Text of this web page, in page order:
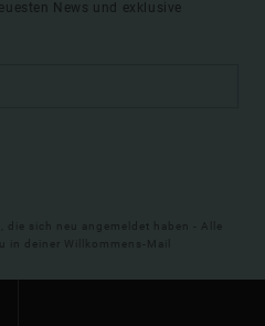
News und exklusive
die sich neu angemeldet haben - Alle
in deiner Willkommens-Mail